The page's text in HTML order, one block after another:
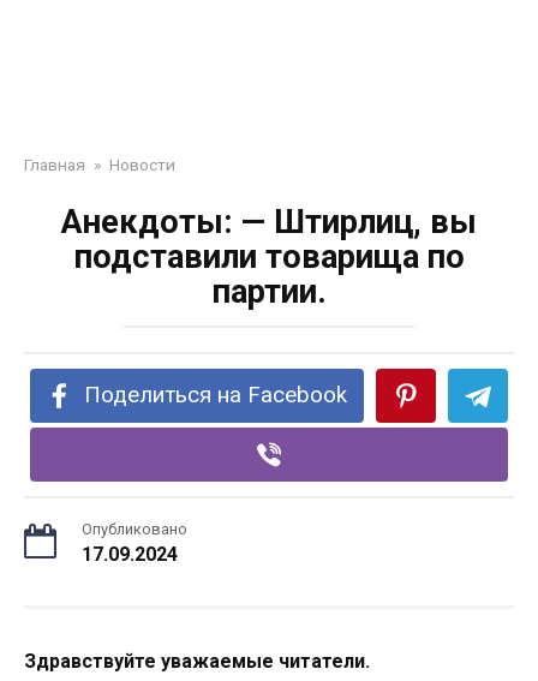
Главная » Новости
Анекдоты: — Штирлиц, вы
подставили товарища по
партии.
Поделиться на Facebook
Опубликовано
17.09.2024
Здравствуйте уважаемые читатели.